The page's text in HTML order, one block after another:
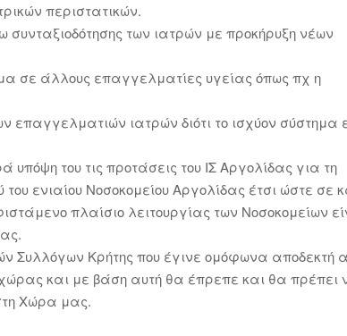
περιστατικών.
των ιατρών με προκήρυξη νέων
σε άλλους επαγγελματίες υγείας όπως πχ η
ιατρών διότι το ισχύον σύστημα
του τις προτάσεις του ΙΣ Αργολίδας για τη
ενιαίου Νοσοκομείου Αργολίδας έτσι ώστε σε
πλαίσιο λειτουργίας των Νοσοκομείων
Συλλόγων Κρήτης που έγινε ομόφωνα αποδεκτή
χώρας και με βάση αυτή θα έπρεπε και θα πρέπει
Χώρα μας.